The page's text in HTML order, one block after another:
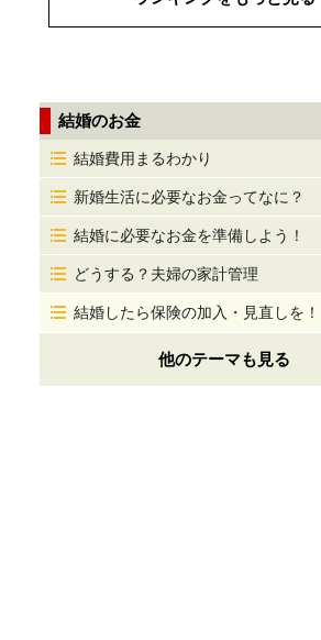
結婚のお金
結婚費用まるわかり
新婚生活に必要なお金ってなに？
結婚に必要なお金を準備しよう！
どうする？夫婦の家計管理
結婚したら保険の加入・見直しを！
他のテーマも見る